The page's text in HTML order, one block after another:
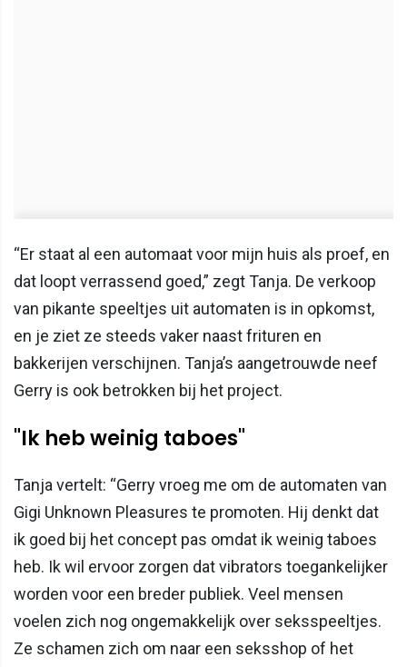
“Er staat al een automaat voor mijn huis als proef, en
dat loopt verrassend goed,” zegt Tanja. De verkoop
van pikante speeltjes uit automaten is in opkomst,
en je ziet ze steeds vaker naast frituren en
bakkerijen verschijnen. Tanja’s aangetrouwde neef
Gerry is ook betrokken bij het project.
"Ik heb weinig taboes"
Tanja vertelt: “Gerry vroeg me om de automaten van
Gigi Unknown Pleasures te promoten. Hij denkt dat
ik goed bij het concept pas omdat ik weinig taboes
heb. Ik wil ervoor zorgen dat vibrators toegankelijker
worden voor een breder publiek. Veel mensen
voelen zich nog ongemakkelijk over seksspeeltjes.
Ze schamen zich om naar een seksshop of het